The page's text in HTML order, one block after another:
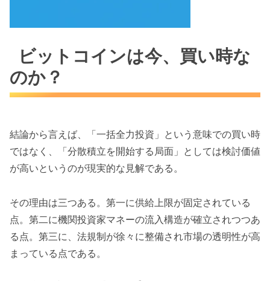
ビットコインは今、買い時な
のか？
結論から言えば、「一括全力投資」という意味での買い時
ではなく、「分散積立を開始する局面」としては検討価値
が高いというのが現実的な見解である。
その理由は三つある。第一に供給上限が固定されている
点。第二に機関投資家マネーの流入構造が確立されつつあ
る点。第三に、法規制が徐々に整備され市場の透明性が高
まっている点である。